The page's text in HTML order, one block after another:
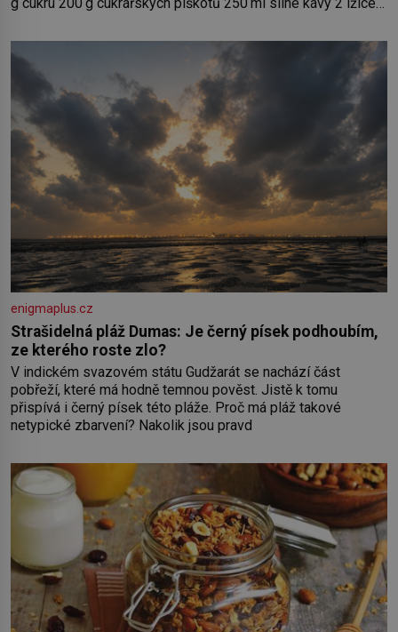
bílků. Žloutky vyšlehejte s cukrem do světlé pěny a postupně
do nich vmíchejte mascarpone, aby vznikl hladký
enigmaplus.cz
Strašidelná pláž Dumas: Je černý písek podhoubím,
ze kterého roste zlo?
V indickém svazovém státu Gudžarát se nachází část
pobřeží, které má hodně temnou pověst. Jistě k tomu
přispívá i černý písek této pláže. Proč má pláž takové
netypické zbarvení? Nakolik jsou pravd